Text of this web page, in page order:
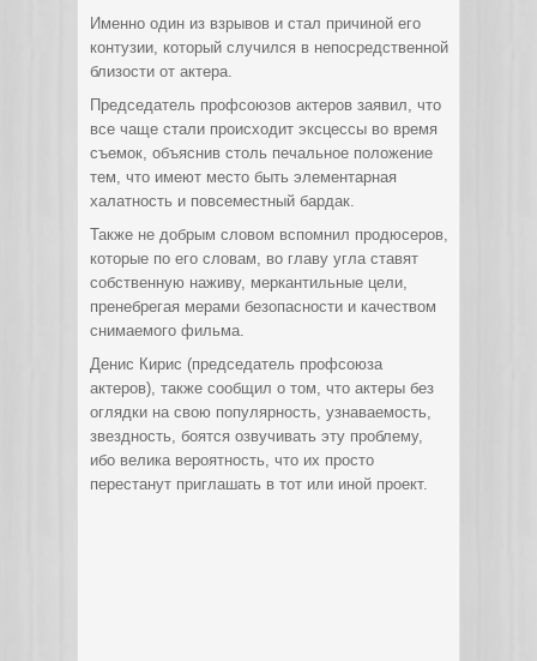
Именно один из взрывов и стал причиной его
контузии, который случился в непосредственной
близости от актера.
Председатель профсоюзов актеров заявил, что
все чаще стали происходит эксцессы во время
съемок, объяснив столь печальное положение
тем, что имеют место быть элементарная
халатность и повсеместный бардак.
Также не добрым словом вспомнил продюсеров,
которые по его словам, во главу угла ставят
собственную наживу, меркантильные цели,
пренебрегая мерами безопасности и качеством
снимаемого фильма.
Денис Кирис (председатель профсоюза
актеров), также сообщил о том, что актеры без
оглядки на свою популярность, узнаваемость,
звездность, боятся озвучивать эту проблему,
ибо велика вероятность, что их просто
перестанут приглашать в тот или иной проект.